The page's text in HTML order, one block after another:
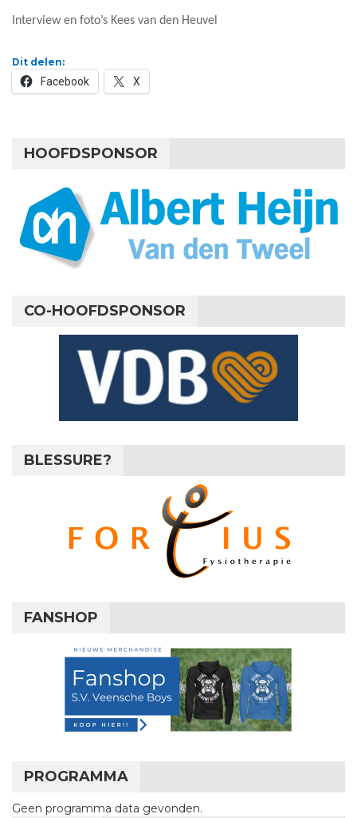
Interview en foto’s Kees van den Heuvel
Dit delen:
Facebook X
HOOFDSPONSOR
CO-HOOFDSPONSOR
BLESSURE?
FANSHOP
PROGRAMMA
Geen programma data gevonden.